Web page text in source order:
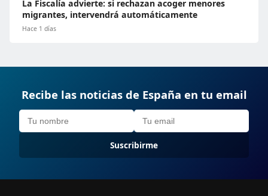
La Fiscalía advierte: si rechazan acoger menores
migrantes, intervendrá automáticamente
Hace 1 días
Recibe las noticias de España en tu email
Suscribirme